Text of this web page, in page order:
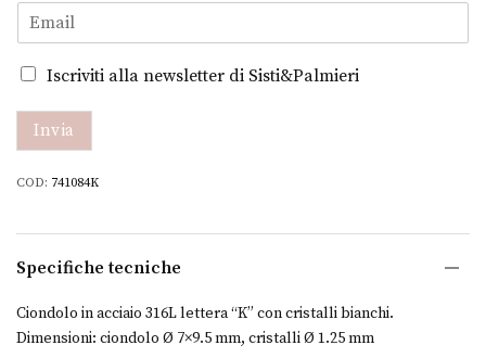
o
?
s
p
n
e
e
V
u
o
i
Iscriviti alla newsletter di Sisti&Palmieri
Invia
COD: 741084K
Specifiche tecniche
Ciondolo in acciaio 316L lettera “K” con cristalli bianchi.
Dimensioni: ciondolo Ø 7×9.5 mm, cristalli Ø 1.25 mm